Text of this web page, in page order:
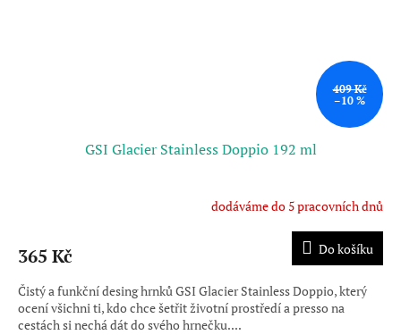
409 Kč
–10 %
GSI Glacier Stainless Doppio 192 ml
dodáváme do 5 pracovních dnů
365 Kč Do košíku
Čistý a funkční desing hrnků GSI Glacier Stainless Doppio, který
ocení všichni ti, kdo chce šetřit životní prostředí a presso na
cestách si nechá dát do svého hrnečku....